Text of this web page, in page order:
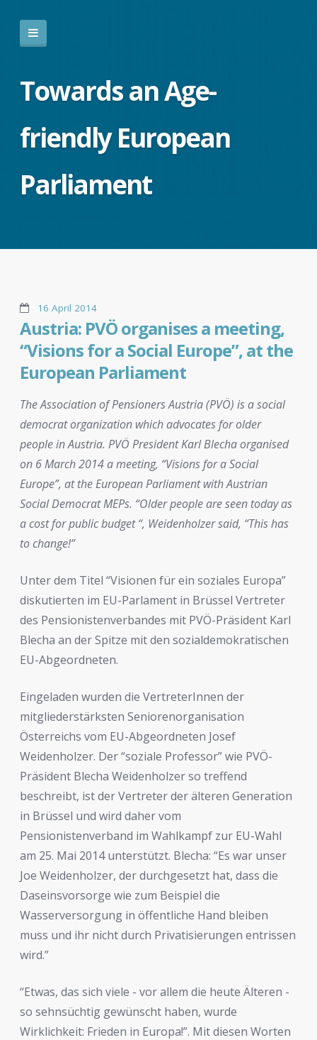
Towards an Age-
friendly European
Parliament
16 April 2014
Austria: PVÖ organises a meeting,
“Visions for a Social Europe”, at the
European Parliament
The Association of Pensioners Austria (PVÖ) is a social
democrat organization which advocates for older
people in Austria. PVÖ President Karl Blecha organised
on 6 March 2014 a meeting, “Visions for a Social
Europe”, at the European Parliament with Austrian
Social Democrat MEPs. “Older people are seen today as
a cost for public budget “, Weidenholzer said, “This has
to change!”
Unter dem Titel “Visionen für ein soziales Europa”
diskutierten im EU-Parlament in Brüssel Vertreter
des Pensionistenverbandes mit PVÖ-Präsident Karl
Blecha an der Spitze mit den sozialdemokratischen
EU-Abgeordneten.
Eingeladen wurden die VertreterInnen der
mitgliederstärksten Seniorenorganisation
Österreichs vom EU-Abgeordneten Josef
Weidenholzer. Der “soziale Professor” wie PVÖ-
Präsident Blecha Weidenholzer so treffend
beschreibt, ist der Vertreter der älteren Generation
in Brüssel und wird daher vom
Pensionistenverband im Wahlkampf zur EU-Wahl
am 25. Mai 2014 unterstützt. Blecha: “Es war unser
Joe Weidenholzer, der durchgesetzt hat, dass die
Daseinsvorsorge wie zum Beispiel die
Wasserversorgung in öffentliche Hand bleiben
muss und ihr nicht durch Privatisierungen entrissen
wird.”
“Etwas, das sich viele - vor allem die heute Älteren -
so sehnsüchtig gewünscht haben, wurde
Wirklichkeit: Frieden in Europa!”. Mit diesen Worten